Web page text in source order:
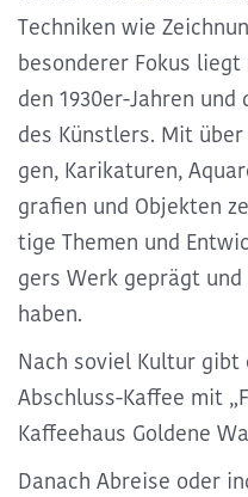
Tech­ni­ken wie
beson­de­rer Fokus
den 1930er-Jahren
des Künst­lers. Mit
gen, Kari­ka­tu­ren,
gra­fien und Objek­ten
tige Themen und
gers Werk geprägt
haben.
Nach soviel Kultur gibt
Abschluss-Kaffee mit
Kaffeehaus Goldene
Danach Abreise oder